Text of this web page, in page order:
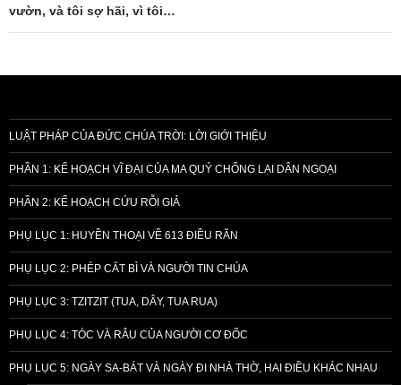
vườn, và tôi sợ hãi, vì tôi…
LUẬT PHÁP CỦA ĐỨC CHÚA TRỜI: LỜI GIỚI THIỆU
PHẦN 1: KẾ HOẠCH VĨ ĐẠI CỦA MA QUỶ CHỐNG LẠI DÂN NGOẠI
PHẦN 2: KẾ HOẠCH CỨU RỖI GIẢ
PHỤ LỤC 1: HUYỀN THOẠI VỀ 613 ĐIỀU RĂN
PHỤ LỤC 2: PHÉP CẮT BÌ VÀ NGƯỜI TIN CHÚA
PHỤ LỤC 3: TZITZIT (TUA, DÂY, TUA RUA)
PHỤ LỤC 4: TÓC VÀ RÂU CỦA NGƯỜI CƠ ĐỐC
PHỤ LỤC 5: NGÀY SA-BÁT VÀ NGÀY ĐI NHÀ THỜ, HAI ĐIỀU KHÁC NHAU